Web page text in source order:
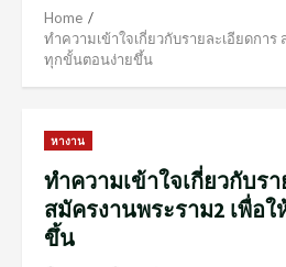
Home
ทำความเข้าใจเกี่ยวกับรายละเอียดกา
ทุกขั้นตอนง่ายขึ้น
หางาน
ทำความเข้าใจเกี่ยวกับร
สมัครงานพระราม2 เพื่อ
ขึ้น